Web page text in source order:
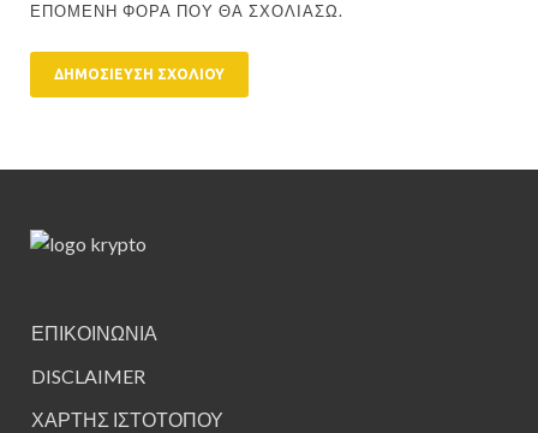
ΕΠΌΜΕΝΗ ΦΟΡΆ ΠΟΥ ΘΑ ΣΧΟΛΙΆΣΩ.
ΕΠΙΚΟΙΝΩΝΙΑ
DISCLAIMER
ΧΑΡΤΗΣ ΙΣΤΟΤΟΠΟΥ